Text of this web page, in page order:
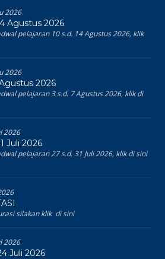
2026
Agustus 2026
pelajaran 10 s.d. 14 Agustus 2026, klik
2026
2026
pelajaran 3 s.d. 7 Agustus 2026, klik di
2026
Juli 2026
pelajaran 27 s.d. 31 Juli 2026, klik di sini
silakan klik di sini
2026
Juli 2026